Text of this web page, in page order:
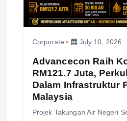
Corporate July 10, 2026
Advancecon Raih
RM121.7 Juta,
Dalam Infrastruktur
Malaysia
Projek Takungan Air Negeri